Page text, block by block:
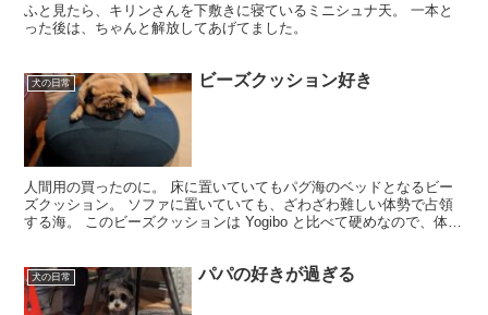
ふと見たら、キリンさんを下敷きに寝ているミニシュナ天。 一本と
った後は、ちゃんと解放してあげてました。
犬の日常 ビーズクッション好き
人間用の買ったのに。 床に置いていてもパグ海のベッドとなるビー
ズクッション。 ソファに置いていても、ざわざわ難しい体勢で占領
する海。 このビーズクッションは Yogibo と比べて硬めなので、体が
犬の日常 パパの好きが過ぎる